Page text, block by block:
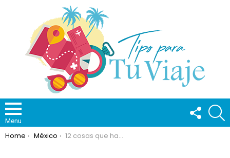
Menu
FOLLOW
US
You are here:
Home México 12 cosas que hacer en Mazamitla, Jalisco